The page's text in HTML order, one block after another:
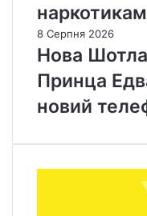
8 Серпня 2026
Нова
Принца
новий